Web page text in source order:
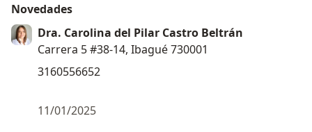
Novedades
Dra. Carolina del Pilar Castro Beltrán
Carrera 5 #38-14, Ibagué 730001
3160556652
11/01/2025